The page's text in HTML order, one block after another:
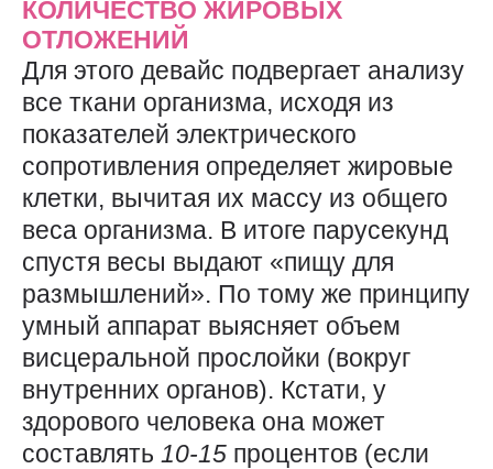
КОЛИЧЕСТВО ЖИРОВЫХ
ОТЛОЖЕНИЙ
Для этого девайс подвергает анализу
все ткани организма, исходя из
показателей электрического
сопротивления определяет жировые
клетки, вычитая их массу из общего
веса организма. В итоге парусекунд
спустя весы выдают «пищу для
размышлений». По тому же принципу
умный аппарат выясняет объем
висцеральной прослойки (вокруг
внутренних органов). Кстати, у
здорового человека она может
составлять 10-15 процентов (если